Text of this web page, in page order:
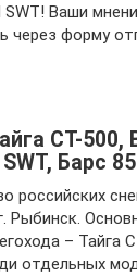
SWT! Ваши
через форму
СТ-500,
Барс
российских
Рыбинск.
– Тайга
отдельных